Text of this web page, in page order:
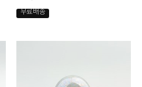
무료배송